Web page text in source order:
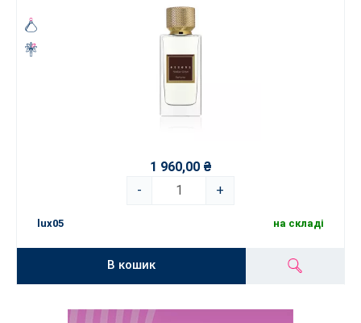
1 960,00 ₴
-
+
lux05 на складі
В кошик